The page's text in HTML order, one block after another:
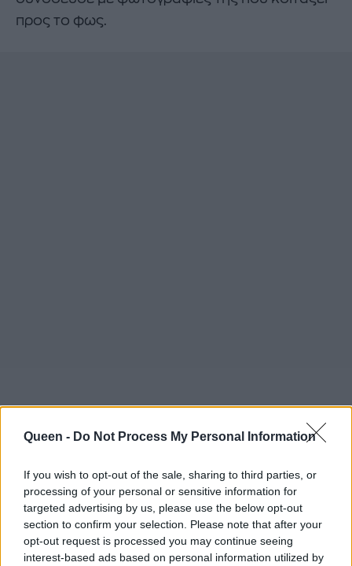
Queen - Do Not Process My Personal Information
If you wish to opt-out of the sale, sharing to third parties, or
processing of your personal or sensitive information for
targeted advertising by us, please use the below opt-out
section to confirm your selection. Please note that after your
opt-out request is processed you may continue seeing
interest-based ads based on personal information utilized by
προς το φως.